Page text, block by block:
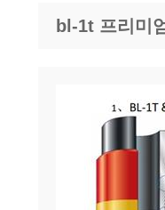
bl-1t 프리미